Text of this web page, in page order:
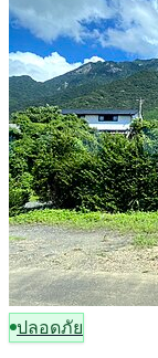
ปลอดภัย